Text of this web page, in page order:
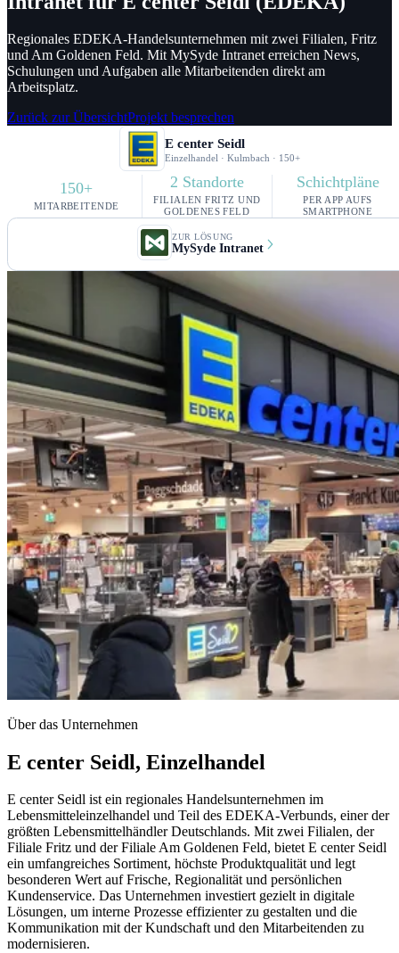
Regionales EDEKA-Handelsunternehmen mit zwei Filialen, Fritz
und Am Goldenen Feld. Mit MySyde Intranet erreichen News,
Schulungen und Aufgaben alle Mitarbeitenden direkt am
Arbeitsplatz.
Zurück zur ÜbersichtProjekt besprechen
E center Seidl
Einzelhandel · Kulmbach · 150+
150+
MITARBEITENDE
2 Standorte
FILIALEN FRITZ UND
GOLDENES FELD
Schichtpläne
PER APP AUFS
SMARTPHONE
ZUR LÖSUNG
MySyde Intranet
Über das Unternehmen
E center Seidl, Einzelhandel
E center Seidl ist ein regionales Handelsunternehmen im
Lebensmitteleinzelhandel und Teil des EDEKA-Verbunds, einer der
größten Lebensmittelhändler Deutschlands. Mit zwei Filialen, der
Filiale Fritz und der Filiale Am Goldenen Feld, bietet E center Seidl
ein umfangreiches Sortiment, höchste Produktqualität und legt
besonderen Wert auf Frische, Regionalität und persönlichen
Kundenservice. Das Unternehmen investiert gezielt in digitale
Lösungen, um interne Prozesse effizienter zu gestalten und die
Kommunikation mit der Kundschaft und den Mitarbeitenden zu
modernisieren.